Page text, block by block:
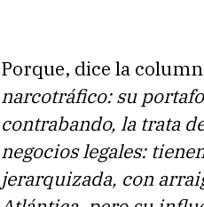
Porque, dice la
narcotráfico: su
contrabando, la trata
negocios legales:
jerarquizada, con